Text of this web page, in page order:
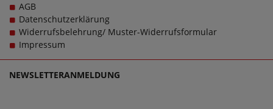
AGB
Datenschutzerklärung
Widerrufsbelehrung/ Muster-Widerrufsformular
Impressum
NEWSLETTERANMELDUNG